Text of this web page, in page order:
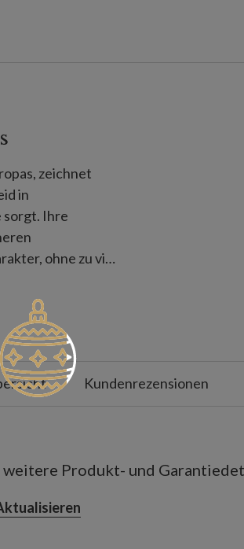
zeichnet
in
sorgt. Ihre
ohne zu viel
Kundenrezensionen
Produkt- und